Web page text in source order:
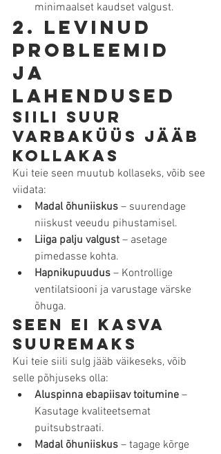
minimaalset kaudset valgust.
2. Levinud
probleemid
ja
lahendused
Siili suur
varbaküüs jääb
kollakas
Kui teie seen muutub kollaseks, võib see
viidata:
Madal õhuniiskus – suurendage
niiskust veeudu pihustamisel.
Liiga palju valgust – asetage
pimedasse kohta.
Hapnikupuudus – Kontrollige
ventilatsiooni ja varustage värske
õhuga.
Seen ei kasva
suuremaks
Kui teie siili sulg jääb väikeseks, võib
selle põhjuseks olla:
Aluspinna ebapiisav toitumine –
Kasutage kvaliteetsemat
puitsubstraati.
Madal õhuniiskus – tagage kõrge